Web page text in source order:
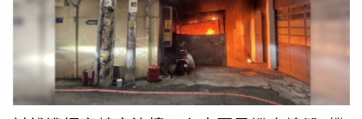
燈減秒專案，運用交控中心即時監測車流，依據現場交通狀
況進行遠端調整，結合交通工程專業運算、即時交通預測及
大量數據分析，動態分配最適當的綠燈秒數，用路人行經路
口時，仍應依現場號誌燈號指示停讓或通行。葉局長提到，
台中市主要幹道以台中火車站為中心向外延伸，為有效疏導